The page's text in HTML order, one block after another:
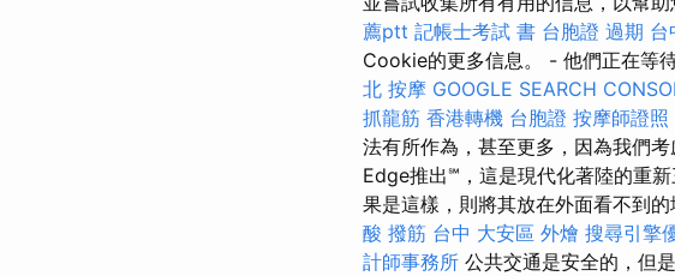
薦ptt 記帳士考試 書 台胞證 過期 台
Cookie的更多信息。 - 他們正在等
北 按摩 GOOGLE SEARCH
抓龍筋 香港轉機 台胞證 按摩師證照
法有所作為，甚至更多，因為我們考
Edge推出℠，這是現代化著陸的重
果是這樣，則將其放在外面看不到
酸 撥筋 台中 大安區 外燴 搜尋引擎
計師事務所 公共交通是安全的，但